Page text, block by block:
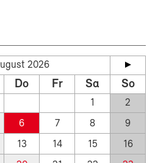
2026
Do Fr Sa So
1
2
6 7 8
9
13 14 15
16